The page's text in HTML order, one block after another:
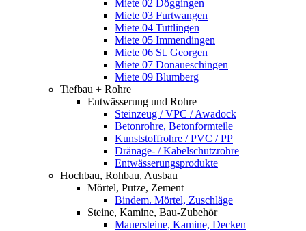
Miete 02 Döggingen
Miete 03 Furtwangen
Miete 04 Tuttlingen
Miete 05 Immendingen
Miete 06 St. Georgen
Miete 07 Donaueschingen
Miete 09 Blumberg
Tiefbau + Rohre
Entwässerung und Rohre
Steinzeug / VPC / Awadock
Betonrohre, Betonformteile
Kunststoffrohre / PVC / PP
Dränage- / Kabelschutzrohre
Entwässerungsprodukte
Hochbau, Rohbau, Ausbau
Mörtel, Putze, Zement
Bindem. Mörtel, Zuschläge
Steine, Kamine, Bau-Zubehör
Mauersteine, Kamine, Decken